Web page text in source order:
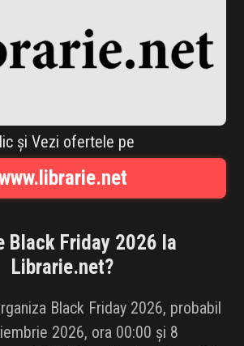
SQUAD
și Vezi ofertele pe
Black Friday 2026 la
Librarie.net?
Black Friday 2026, probabil
2026, ora 00:00 și 8